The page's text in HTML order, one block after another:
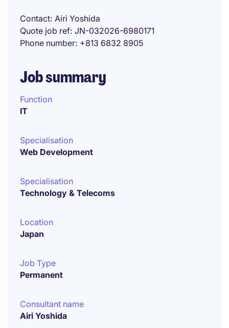
Contact Airi Yoshida
Quote job ref JN-032026-6980171
Phone number +813 6832 8905
Job summary
Function
IT
Specialisation
Web Development
Specialisation
Technology & Telecoms
Location
Japan
Job Type
Permanent
Consultant name
Airi Yoshida